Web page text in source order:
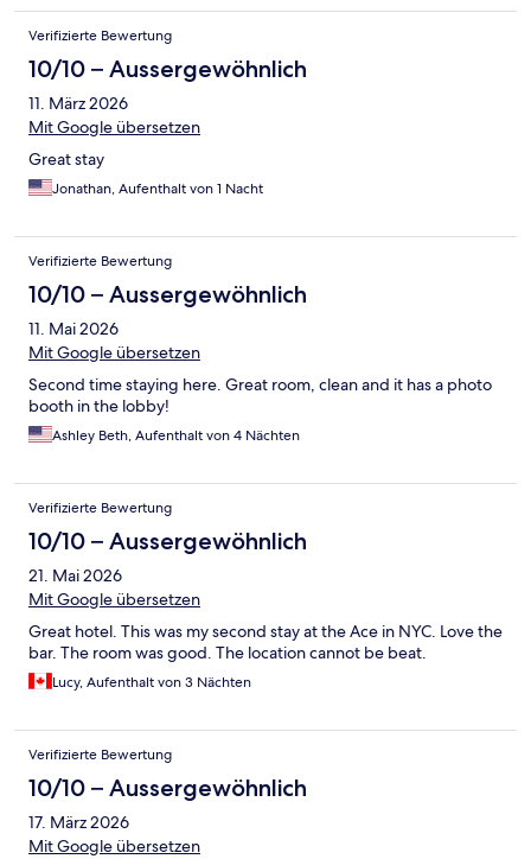
Verifizierte Bewertung
10/10 – Aussergewöhnlich
11. März 2026
Mit Google übersetzen
Great stay
Jonathan, Aufenthalt von 1 Nacht
Verifizierte Bewertung
10/10 – Aussergewöhnlich
11. Mai 2026
Mit Google übersetzen
Second time staying here. Great room, clean and it has a photo
booth in the lobby!
Ashley Beth, Aufenthalt von 4 Nächten
Verifizierte Bewertung
10/10 – Aussergewöhnlich
21. Mai 2026
Mit Google übersetzen
Great hotel. This was my second stay at the Ace in NYC. Love the
bar. The room was good. The location cannot be beat.
Lucy, Aufenthalt von 3 Nächten
Verifizierte Bewertung
10/10 – Aussergewöhnlich
17. März 2026
Mit Google übersetzen